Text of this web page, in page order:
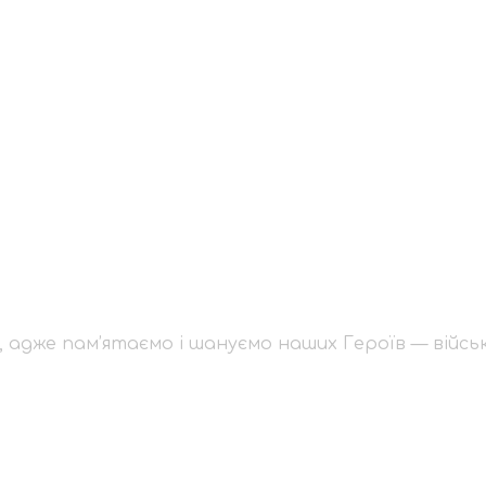
адже
і
адже пам’ятаємо і шануємо наших Героїв —